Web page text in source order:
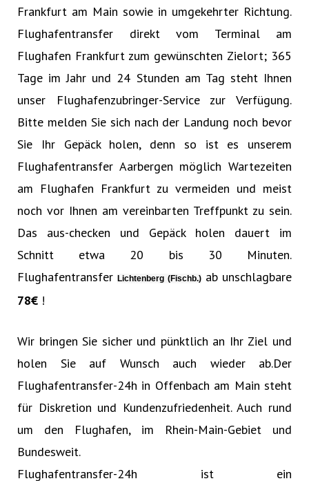
Frankfurt am Main sowie in umgekehrter Richtung.
Flughafentransfer direkt vom Terminal am
Flughafen Frankfurt zum gewünschten Zielort; 365
Tage im Jahr und 24 Stunden am Tag steht Ihnen
unser Flughafenzubringer-Service zur Verfügung.
Bitte melden Sie sich nach der Landung noch bevor
Sie Ihr Gepäck holen, denn so ist es unserem
Flughafentransfer Aarbergen möglich Wartezeiten
am Flughafen Frankfurt zu vermeiden und meist
noch vor Ihnen am vereinbarten Treffpunkt zu sein.
Das aus-checken und Gepäck holen dauert im
Schnitt etwa 20 bis 30 Minuten.
FlughafentransferLichtenberg (Fischb.)ab unschlagbare
78€‎ !
Wir bringen Sie sicher und pünktlich an Ihr Ziel und
holen Sie auf Wunsch auch wieder ab.Der
Flughafentransfer-24h in Offenbach am Main steht
für Diskretion und Kundenzufriedenheit. Auch rund
um den Flughafen, im Rhein-Main-Gebiet und
Bundesweit.
Flughafentransfer-24h ist ein